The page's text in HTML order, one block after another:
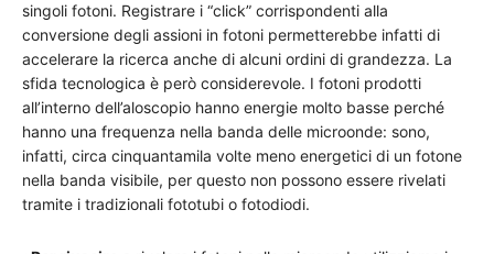
singoli fotoni. Registrare i “click” corrispondenti alla
conversione degli assioni in fotoni permetterebbe infatti di
accelerare la ricerca anche di alcuni ordini di grandezza. La
sfida tecnologica è però considerevole. I fotoni prodotti
all’interno dell’aloscopio hanno energie molto basse perché
hanno una frequenza nella banda delle microonde: sono,
infatti, circa cinquantamila volte meno energetici di un fotone
nella banda visibile, per questo non possono essere rivelati
tramite i tradizionali fototubi o fotodiodi.